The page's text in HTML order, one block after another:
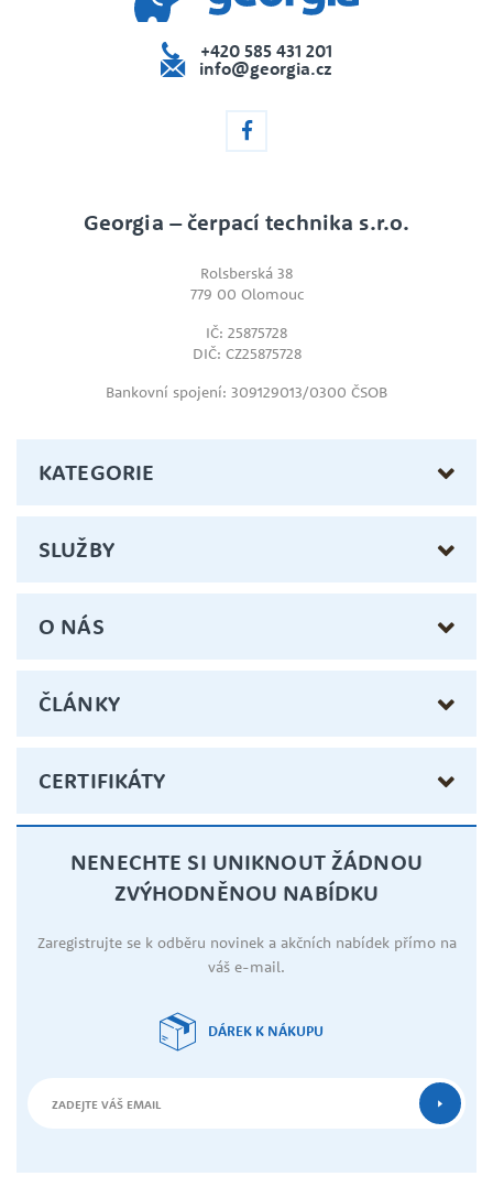
+420 585 431 201
info@georgia.cz
Georgia – čerpací technika s.r.o.
Rolsberská 38
779 00 Olomouc
IČ: 25875728
DIČ: CZ25875728
Bankovní spojení: 309129013/0300 ČSOB
KATEGORIE
SLUŽBY
O NÁS
ČLÁNKY
CERTIFIKÁTY
NENECHTE SI UNIKNOUT ŽÁDNOU
ZVÝHODNĚNOU NABÍDKU
Zaregistrujte se k odběru novinek a akčních nabídek přímo na
váš e-mail.
DÁREK K NÁKUPU